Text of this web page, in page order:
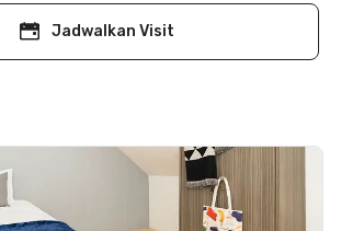
Jadwalkan Visit